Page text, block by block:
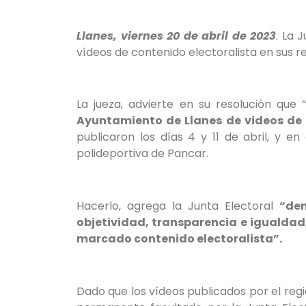
Llanes, viernes 20 de abril de 2023. La
vídeos de contenido electoralista en sus
La jueza, advierte en su resolución que “
Ayuntamiento de Llanes de videos
publicaron los días 4 y 11 de abril, y
polideportiva de Pancar.
Hacerlo, agrega la Junta Electoral
objetividad, transparencia e
marcado contenido electoralista”.
Dado que los vídeos publicados por el